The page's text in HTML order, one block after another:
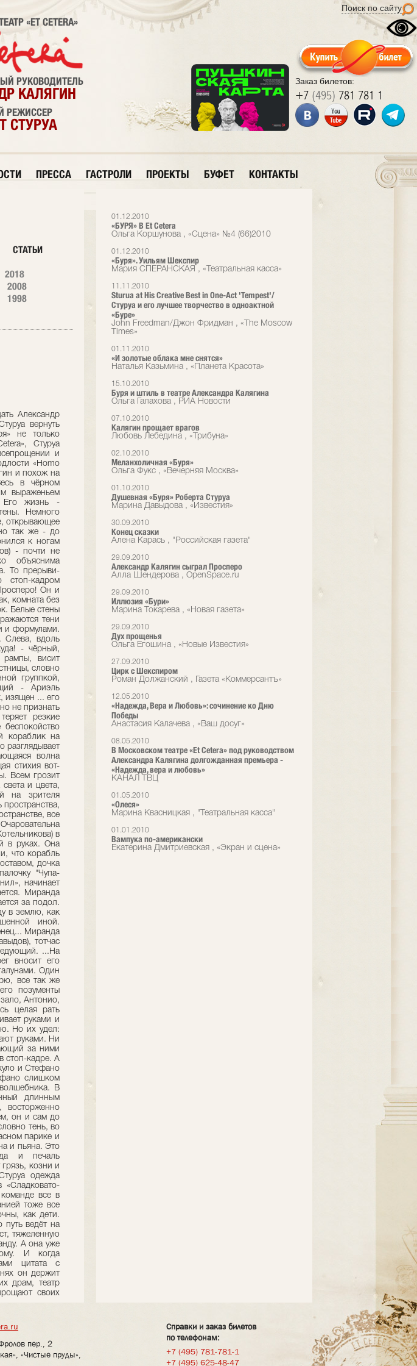
Поиск по сайту
Заказ билетов:
+7 (495) 781 781 1
«ET CETERA»
РУКОВОДИТЕЛЬ
КАЛЯГИН
РЕЖИССЕР
СТУРУА
ПРЕССА ГАСТРОЛИ ПРОЕКТЫ БУФЕТ КОНТАКТЫ
01.12.2010
«БУРЯ» В Еt Cetera
Ольга Коршунова , «Сцена» №4 (66)2010
01.12.2010
«Буря». Уильям Шекспир
Мария СПЕРАНСКАЯ , «Театральная касса»
11.11.2010
Sturua at His Creative Best in One-Act 'Tempest'/
Стуруа и его лучшее творчество в одноактной
«Буре»
John Freedman/Джон Фридман , «The Moscow
Times»
01.11.2010
«И золотые облака мне снятся»
Наталья Казьмина , «Планета Красота»
15.10.2010
Буря и штиль в театре Александра Калягина
Ольга Галахова , РИА Новости
07.10.2010
Калягин прощает врагов
Любовь Лебедина , «Трибуна»
02.10.2010
Меланхоличная «Буря»
Ольга Фукс , «Вечерняя Москва»
01.10.2010
Душевная «Буря» Роберта Стуруа
Марина Давыдова , «Известия»
30.09.2010
Конец сказки
Алена Карась , "Российская газета"
29.09.2010
Александр Калягин сыграл Просперо
Алла Шендерова , OpenSpace.ru
29.09.2010
Иллюзия «Бури»
Марина Токарева , «Новая газета»
29.09.2010
Дух прощенья
Ольга Егошина , «Новые Известия»
27.09.2010
Цирк с Шекспиром
Роман Должанский , Газета «Коммерсантъ»
12.05.2010
«Надежда, Вера и Любовь»: сочинение ко Дню
Победы
Анастасия Калачева , «Ваш досуг»
08.05.2010
В Московском театре «Et Cetera» под руководством
Александра Калягина долгожданная премьера -
«Надежда, вера и любовь»
КАНАЛ ТВЦ
01.05.2010
«Олеся»
Марина Квасницкая , "Театральная касса"
01.01.2010
Вампука по-американски
Екатерина Дмитриевская , «Экран и сцена»
СТАТЬИ
2018
2008
1998
Александр
вернуть
не только
Стуруа
и
«Homo
и похож на
в чёрном
выраже­ньем
Его жизнь -
Немного
открывающее
так же - до
к ногам
- почти не
объяснима
То прерыви­
стоп-кадром
Он и
комната без
Белые стены
тени
и формулами.
Слева, вдоль
- чёрный,
рампы, висит
словно
группкой,
- Ариэль
изящен ... его
не признать
резкие
кораблик на
разглядывает
волна
стихия вот-
Всем грозит
и цвета,
на зрителя
пространства,
все
в
в руках. Она
что корабль
дочка
"Чупа-
начинает
Миранда
за подол.
в землю, как
иной.
Миранда
тотчас
...На
вносит его
Один
все так же
позументы
Антонио,
целая рать
руками и
Но их удел:
руками. Ни
за ними
стоп-кадре. А
и Стефано
слишком
В
длинным
восторженно
он и сам до
тень, во
парике и
и пьяна. Это
и печаль
козни и
одежда
все в
тоже все
как дети.
путь ведёт на
тяжеленную
А она уже
И когда
цитата с
он держит
драм, театр
своих
пер., 2
«Чистые пруды»,
Справки и заказ билетов
по телефонам:
+7 (495) 781-781-1
+7 (495) 625-48-47